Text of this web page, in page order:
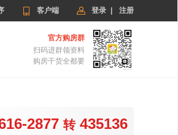
 客户端  登录 注册
官方购房群
扫码进群领资料
购房干货全都要
2877 转435136